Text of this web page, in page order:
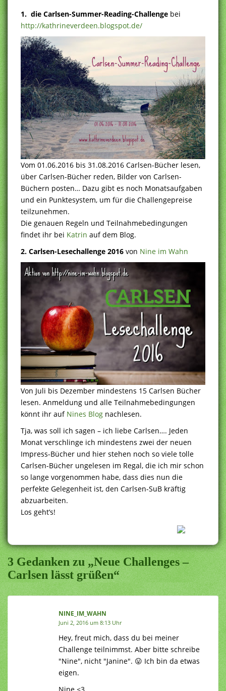
1. die Carlsen-Summer-Reading-Challenge bei
http://kathrineverdeen.blogspot.de/
Vom 01.06.2016 bis 31.08.2016 Carlsen-Bücher lesen,
über Carlsen-Bücher reden, Bilder von Carlsen-
Büchern posten… Dazu gibt es noch Monatsaufgaben
und ein Punktesystem, um für die Challengepreise
teilzunehmen.
Die genauen Regeln und Teilnahmebedingungen
findet ihr bei Katrin auf dem Blog.
2. Carlsen-Lesechallenge 2016 von Nine im Wahn
Von Juli bis Dezember mindestens 15 Carlsen Bücher
lesen. Anmeldung und alle Teilnahmebedingungen
könnt ihr auf Nines Blog nachlesen.
Tja, was soll ich sagen – ich liebe Carlsen…. Jeden
Monat verschlinge ich mindestens zwei der neuen
Impress-Bücher und hier stehen noch so viele tolle
Carlsen-Bücher ungelesen im Regal, die ich mir schon
so lange vorgenommen habe, dass dies nun die
perfekte Gelegenheit ist, den Carlsen-SuB kräftig
abzuarbeiten.
Los geht’s!
3 Gedanken zu „Neue Challenges –
Carlsen lässt grüßen“
NINE_IM_WAHN
Juni 2, 2016 um 8:13 Uhr
Hey, freut mich, dass du bei meiner
Challenge teilnimmst. Aber bitte schreibe
"Nine", nicht "Janine". 😛 Ich bin da etwas
eigen.